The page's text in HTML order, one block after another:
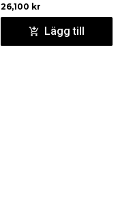
26,100 kr
Lägg till